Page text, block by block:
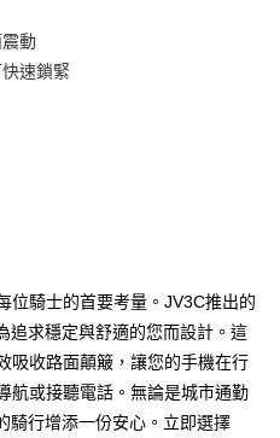
付款」的支付方式。 讓您購物簡單
不需儲值。
即可結帳。
款。
，即可完成結帳。
知簡訊。
，方視為交易完成。
繳費，但若您需要取消訂單，請聯絡
訂單仍視為有效，需透過AFTEE先享
」之結帳頁面顯示為準，若有關於
運費
運費
運費
動
速鎖緊
位騎士的首要考量。JV3C推出的
追求穩定與舒適的您而設計。這
吸收路面顛簸，讓您的手機在行
航或接聽電話。無論是城市通勤
騎行增添一份安心。立即選擇